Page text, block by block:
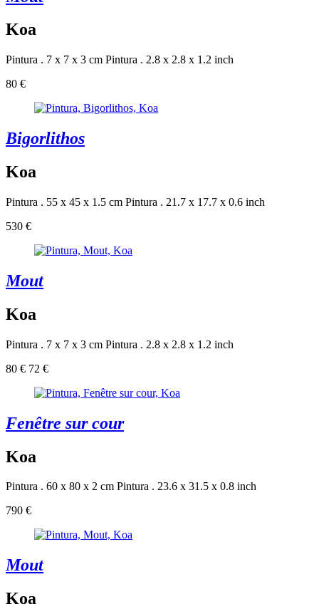
Koa
Pintura . 7 x 7 x 3 cm Pintura . 2.8 x 2.8 x 1.2 inch
80 €
Bigorlithos
Koa
Pintura . 55 x 45 x 1.5 cm Pintura . 21.7 x 17.7 x 0.6 inch
530 €
Mout
Koa
Pintura . 7 x 7 x 3 cm Pintura . 2.8 x 2.8 x 1.2 inch
80 € 72 €
Fenêtre sur cour
Koa
Pintura . 60 x 80 x 2 cm Pintura . 23.6 x 31.5 x 0.8 inch
790 €
Mout
Koa